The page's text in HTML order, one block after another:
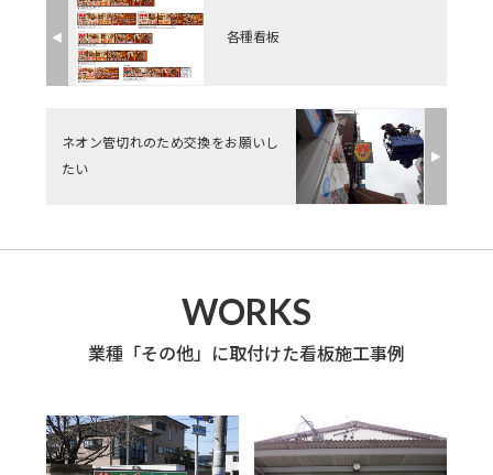
◀︎ 各種看板
ネオン管切れのため交換をお願いし
たい
▶︎
WORKS
業種「その他」に取付けた看板施工事例